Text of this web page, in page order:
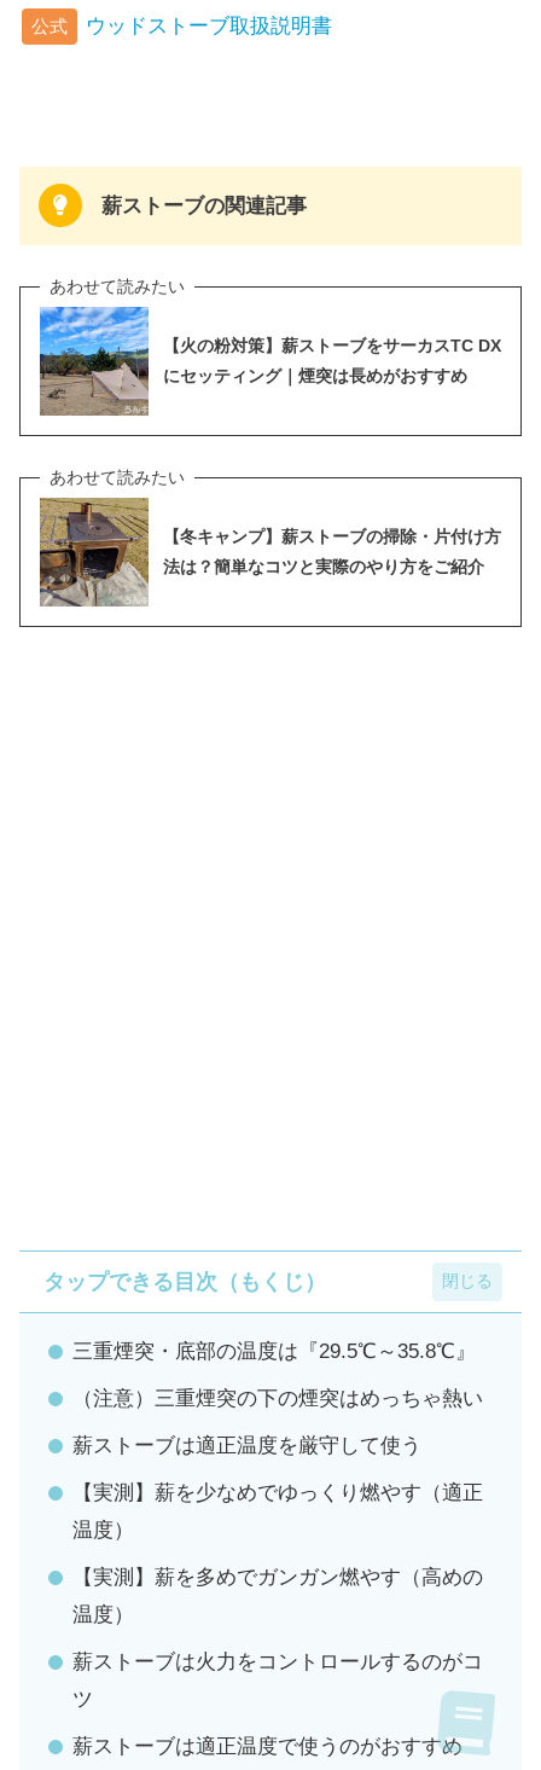
公式 ウッドストーブ取扱説明書
薪ストーブの関連記事
【火の粉対策】薪ストーブをサーカスTC DX
にセッティング｜煙突は長めがおすすめ
【冬キャンプ】薪ストーブの掃除・片付け方
法は？簡単なコツと実際のやり方をご紹介
タップできる目次（もくじ）
三重煙突・底部の温度は『29.5℃～35.8℃』
（注意）三重煙突の下の煙突はめっちゃ熱い
薪ストーブは適正温度を厳守して使う
【実測】薪を少なめでゆっくり燃やす（適正
温度）
【実測】薪を多めでガンガン燃やす（高めの
温度）
薪ストーブは火力をコントロールするのがコ
ツ
薪ストーブは適正温度で使うのがおすすめ